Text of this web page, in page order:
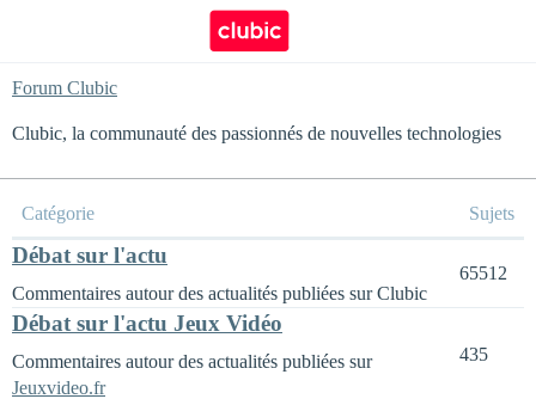
Forum Clubic
Clubic, la communauté des passionnés de nouvelles technologies
Catégorie Sujets
Débat sur l'actu
Commentaires autour des actualités publiées sur Clubic
65512
Débat sur l'actu Jeux Vidéo
Commentaires autour des actualités publiées sur
Jeuxvideo.fr
435